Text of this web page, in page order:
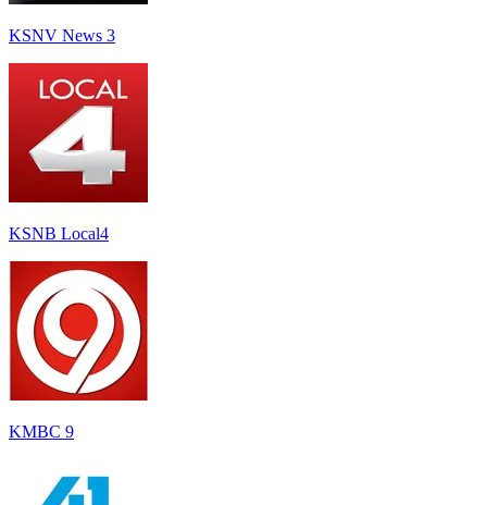
KSNV News 3
KSNB Local4
KMBC 9